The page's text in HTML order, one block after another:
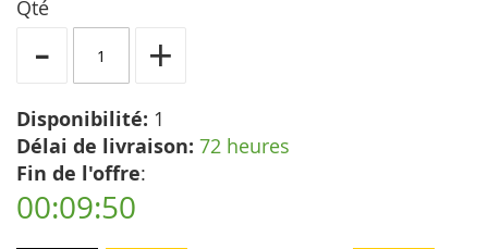
Qté
- +
Disponibilité: 1
Délai de livraison: 72 heures
Fin de l'offre:
00:09:49